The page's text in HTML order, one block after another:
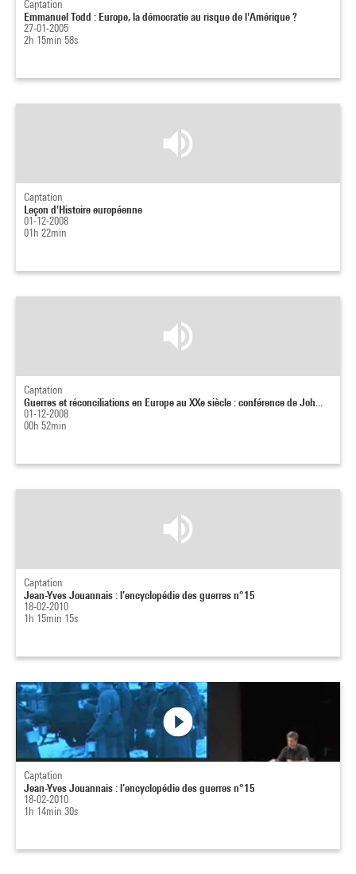
Captation
Emmanuel Todd : Europe, la démocratie au risque de l'Amérique ?
27-01-2005
2h 15min 58s
Captation
Leçon d'Histoire européenne
01-12-2008
01h 22min
Captation
Guerres et réconciliations en Europe au XXe siècle : conférence de Joh...
01-12-2008
00h 52min
Captation
Jean-Yves Jouannais : l’encyclopédie des guerres n°15
18-02-2010
1h 15min 15s
Captation
Jean-Yves Jouannais : l’encyclopédie des guerres n°15
18-02-2010
1h 14min 30s